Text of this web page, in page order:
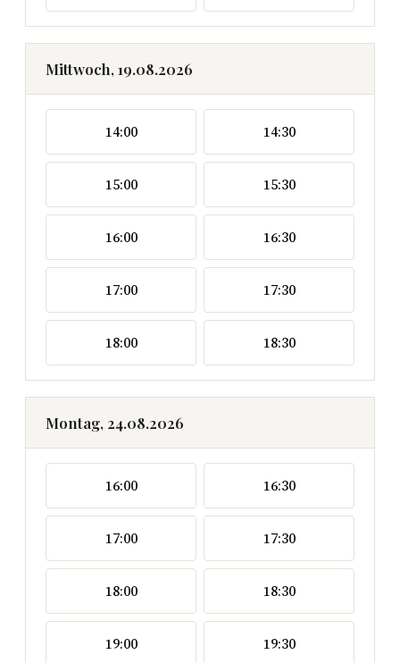
Mittwoch, 19.08.2026
14:00 14:30
15:00 15:30
16:00 16:30
17:00 17:30
18:00 18:30
Montag, 24.08.2026
16:00 16:30
17:00 17:30
18:00 18:30
19:00 19:30